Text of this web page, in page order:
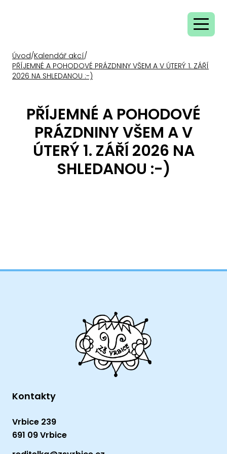
Úvod/Kalendář akcí/
PŘÍJEMNÉ A POHODOVÉ PRÁZDNINY VŠEM A V ÚTERÝ 1. ZÁŘÍ
2026 NA SHLEDANOU :-)
PŘÍJEMNÉ A POHODOVÉ
PRÁZDNINY VŠEM A V
ÚTERÝ 1. ZÁŘÍ 2026 NA
SHLEDANOU :-)
Kontakty
Vrbice 239
691 09 Vrbice